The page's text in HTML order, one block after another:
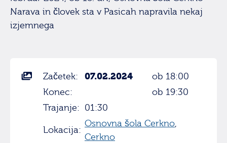
Narava in človek sta v Pasicah napravila nekaj
izjemnega
Začetek: 07.02.2024
ob 18:00
Konec:
ob 19:30
Trajanje: 01:30
Lokacija:
Osnovna šola Cerkno,
Cerkno